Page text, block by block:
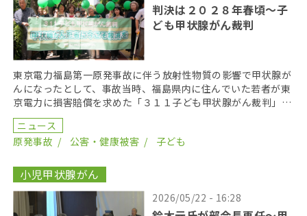
判決は２０２８年春頃〜子
ども甲状腺がん裁判
東京電力福島第一原発事故に伴う放射性物質の影響で甲状腺が
んになったとして、事故当時、福島県内に住んでいた若者が東
京電力に損害賠償を求めた「３１１子ども甲状腺がん裁判」の
第１８回口頭弁論が２０２６年６月１７日に開かれた。裁 […]
ニュース
原発事故
公害・健康被害 子ども
小児甲状腺がん
2026/05/22 - 16:28